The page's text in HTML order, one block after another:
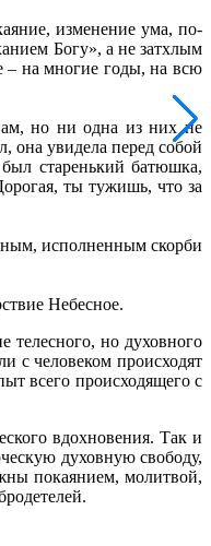
изменение ума, по-
Богу», а не затхлым
– на многие годы, на всю
но ни одна из них не
она увидела перед собой
старенький батюшка,
ты тужишь, что за
исполненным скорби
Небесное.
телесного, но духовного
с человеком происходят
всего происходящего с
вдохновения. Так и
духовную свободу,
покаянием, молитвой,